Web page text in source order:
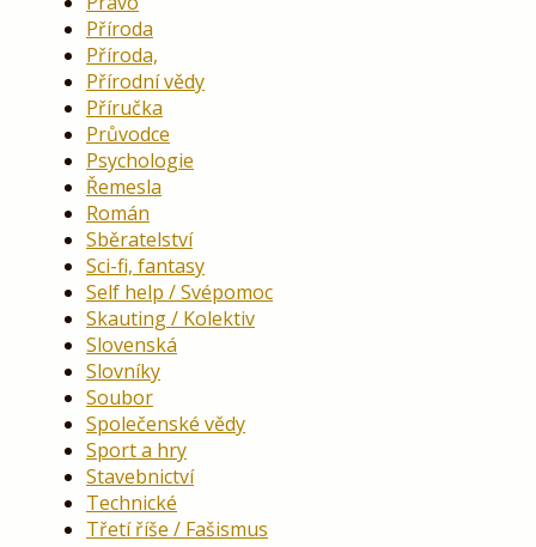
Příroda
Příroda,
Přírodní vědy
Příručka
Průvodce
Psychologie
Řemesla
Román
Sběratelství
Sci-fi, fantasy
Self help / Svépomoc
Skauting / Kolektiv
Slovenská
Slovníky
Soubor
Společenské vědy
Sport a hry
Stavebnictví
Technické
Třetí říše / Fašismus